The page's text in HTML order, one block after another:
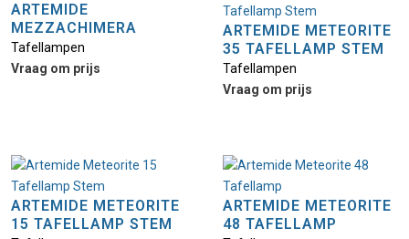
ARTEMIDE
MEZZACHIMERA
Tafellampen
Vraag om prijs
ARTEMIDE METEORITE
35 TAFELLAMP STEM
Tafellampen
Vraag om prijs
ARTEMIDE METEORITE
15 TAFELLAMP STEM
ARTEMIDE METEORITE
48 TAFELLAMP